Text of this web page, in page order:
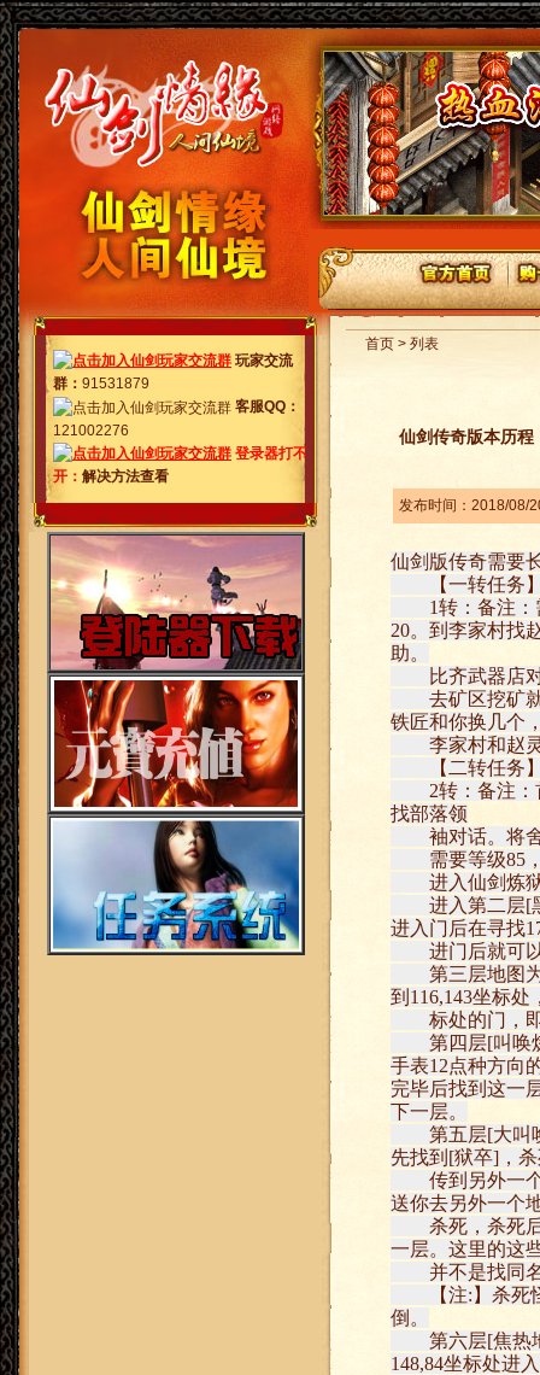
玩家交流
群 ： 91531879
客服QQ：
121002276
登录器打不
开： 解决方法查看
首页 > 列表
仙剑传奇版本历程
发布时间：2018/08/
仙剑版传奇需要
【一转任务
1转：备注：需
20。到李家村找
助。
比齐武器店对
去矿区挖矿就
铁匠和你换几个
李家村和赵灵
【二转任务
2转：备注：首
找部落领
袖对话。将舍
需要等级85，
进入仙剑炼狱
进入第二层[黑
进入门后在寻找
进门后就可以
第三层地图为[
到116,143坐标处
标处的门，即
第四层[叫唤炼
手表12点种方向
完毕后找到这一
下一层。
第五层[大叫唤
先找到[狱卒]，
传到另外一个
送你去另外一个
杀死，杀死后
一层。这里的这
并不是找同名
【注:】杀死怪
倒。
第六层[焦热地
148,84坐标处进